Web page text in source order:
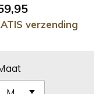
verzending